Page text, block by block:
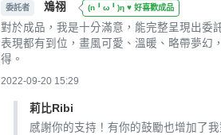
委託者 鳼祤 (n╹ω╹)η ♥ 好喜歡成品
對於成品，我是十分滿意，能完整呈現出委
表現都有到位，畫風可愛、溫暖、略帶夢幻
得。
2022-09-20 15:29
莉比Ribi
感謝你的支持！有你的鼓勵也增加了